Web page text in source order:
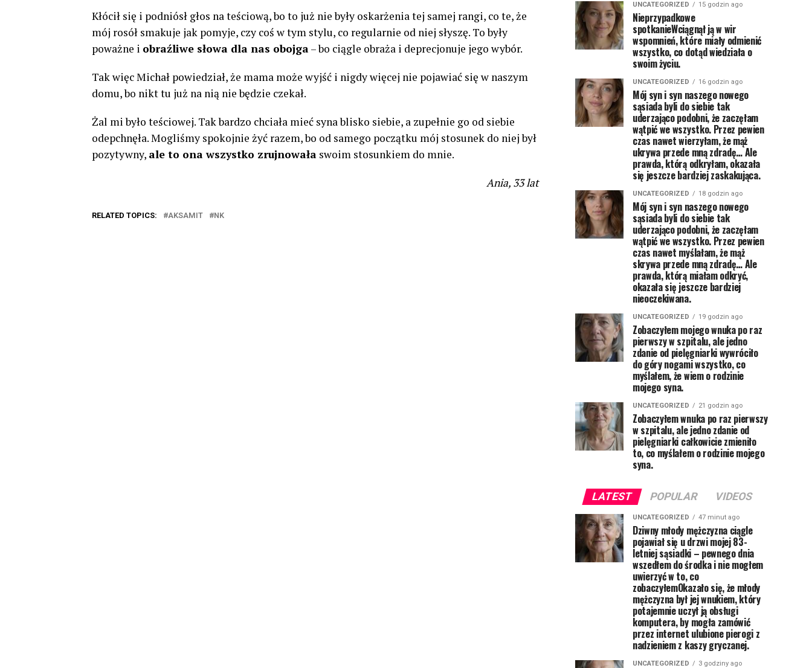
Kłócił się i podniósł głos na teściową, bo to już nie były oskarżenia tej samej rangi, co te, że ​​
mój rosół smakuje jak pomyje, czy coś w tym stylu, co regularnie od niej słyszę. To były
poważne i obraźliwe słowa dla nas obojga– bo ciągle obraża i deprecjonuje jego wybór.
Tak więc Michał powiedział, że mama może wyjść i nigdy więcej nie pojawiać się w naszym
domu, bo nikt tu już na nią nie będzie czekał.
Żal mi było teściowej. Tak bardzo chciała mieć syna blisko siebie, a zupełnie go od siebie
odepchnęła. Mogliśmy spokojnie żyć razem, bo od samego początku mój stosunek do niej był
pozytywny, ale to ona wszystko zrujnowała swoim stosunkiem do mnie.
Ania, 33 lat
RELATED TOPICS: AKSAMIT NK
UNCATEGORIZED 15 godzin ago
Nieprzypadkowe
spotkanieWciągnął ją w wir
wspomnień, które miały odmienić
wszystko, co dotąd wiedziała o
swoim życiu.
UNCATEGORIZED 16 godzin ago
Mój syn i syn naszego nowego
sąsiada byli do siebie tak
uderzająco podobni, że zaczęłam
wątpić we wszystko. Przez pewien
czas nawet wierzyłam, że mąż
ukrywa przede mną zdradę… Ale
prawda, którą odkryłam, okazała
się jeszcze bardziej zaskakująca.
UNCATEGORIZED 18 godzin ago
Mój syn i syn naszego nowego
sąsiada byli do siebie tak
uderzająco podobni, że zaczęłam
wątpić we wszystko. Przez pewien
czas nawet myślałam, że mąż
skrywa przede mną zdradę… Ale
prawda, którą miałam odkryć,
okazała się jeszcze bardziej
nieoczekiwana.
UNCATEGORIZED 19 godzin ago
Zobaczyłem mojego wnuka po raz
pierwszy w szpitalu, ale jedno
zdanie od pielęgniarki wywróciło
do góry nogami wszystko, co
myślałem, że wiem o rodzinie
mojego syna.
UNCATEGORIZED 21 godzin ago
Zobaczyłem wnuka po raz pierwszy
w szpitalu, ale jedno zdanie od
pielęgniarki całkowicie zmieniło
to, co myślałem o rodzinie mojego
syna.
LATEST POPULAR VIDEOS
UNCATEGORIZED 47 minut ago
Dziwny młody mężczyzna ciągle
pojawiał się u drzwi mojej 83-
letniej sąsiadki – pewnego dnia
wszedłem do środka i nie mogłem
uwierzyć w to, co
zobaczyłemOkazało się, że młody
mężczyzna był jej wnukiem, który
potajemnie uczył ją obsługi
komputera, by mogła zamówić
przez internet ulubione pierogi z
nadzieniem z kaszy gryczanej.
UNCATEGORIZED 3 godziny ago